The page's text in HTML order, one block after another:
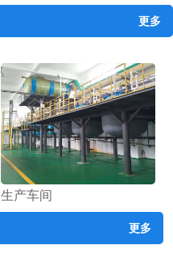
更多
生产车间
更多